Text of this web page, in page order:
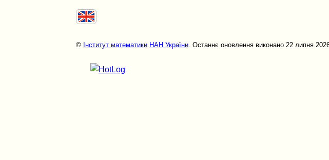
© Інститут математики НАН України. Останнє оновлення виконано 22 липня